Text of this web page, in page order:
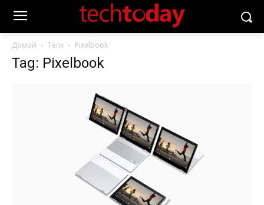
Домой Теги Pixelbook
Tag: Pixelbook